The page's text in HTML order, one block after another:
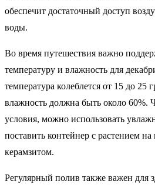
обеспечит достаточный доступ
воды.
Во время путешествия важно
температуру и влажность для
температура колеблется от 15 до 25
влажность должна быть около 60%.
условия, можно использовать
поставить контейнер с растением
керамзитом.
Регулярный полив также важен для